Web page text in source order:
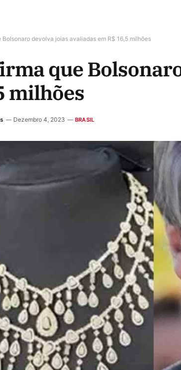
Bolsonaro devolva joias avaliadas em R$ 16,5 milhões
que
milhões
Dezembro 4, 2023 BRASIL